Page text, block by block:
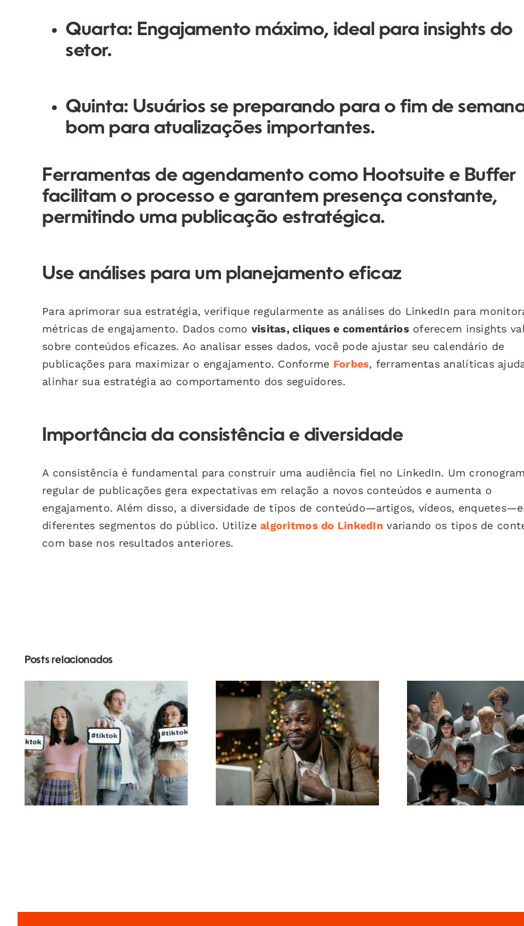
Quarta: Engajamento máximo, ideal para insights do
setor.
Quinta: Usuários se preparando para o fim de
bom para atualizações importantes.
Ferramentas de agendamento como Hootsuite e Buffer
facilitam o processo e garantem presença constante,
permitindo uma publicação estratégica.
Use análises para um planejamento eficaz
Para aprimorar sua estratégia, verifique regularmente as análises do LinkedIn para
métricas de engajamento. Dados como visitas, cliques e comentários oferecem insights
sobre conteúdos eficazes. Ao analisar esses dados, você pode ajustar seu calendário de
publicações para maximizar o engajamento. Conforme Forbes, ferramentas analíticas
alinhar sua estratégia ao comportamento dos seguidores.
Importância da consistência e diversidade
A consistência é fundamental para construir uma audiência fiel no LinkedIn. Um
regular de publicações gera expectativas em relação a novos conteúdos e aumenta o
engajamento. Além disso, a diversidade de tipos de conteúdo—artigos, vídeos,
diferentes segmentos do público. Utilizealgoritmos do LinkedIn variando os tipos de
com base nos resultados anteriores.
Posts relacionados
Melhores aplicativos
de edição de vídeo
para criar obras-
primas no TikTok
Como ocultar
seguidores no
LinkedIn para manter
a privacidade
Dicas para
anúncios
Facebook
convertem